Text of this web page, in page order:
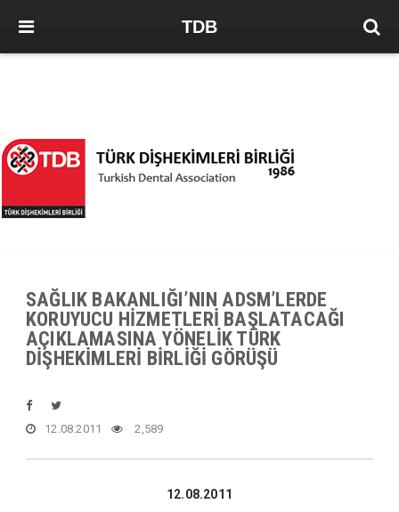
TDB
SAĞLIK BAKANLIĞI’NIN ADSM’LERDE
KORUYUCU HİZMETLERİ BAŞLATACAĞI
AÇIKLAMASINA YÖNELİK TÜRK
DİŞHEKİMLERİ BİRLİĞİ GÖRÜŞÜ
12.08.2011 2,589
12.08.2011